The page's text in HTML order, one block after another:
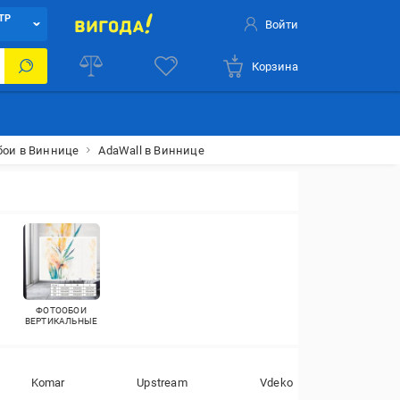
Войти
Корзина
в Виннице AdaWall в Виннице
ФОТООБОИ
ВЕРТИКАЛЬНЫЕ
Komar Upstream Vdeko